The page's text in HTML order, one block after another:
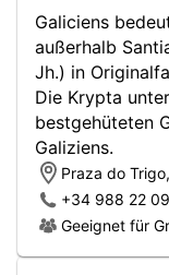
Galiciens
außerhalb
Jh.) in
Die Krypta
bestgehüteten
Galiziens.
Praza do
+34 988 22
Geeignet für